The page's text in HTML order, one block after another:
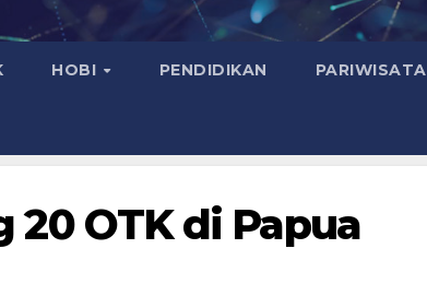
HOBI PENDIDIKAN PARIWISATA
20 OTK di Papua